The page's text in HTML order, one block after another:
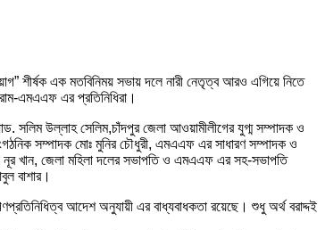
শীর্ষক এক মতবিনিময় সভায় দলে নারী নেতৃত্ব আরও এগিয়ে নিতে
এমএএফ এর প্রতিনিধিরা।
সলিম উল্লাহ সেলিম,চাঁদপুর জেলা আওয়ামীলীগের যুগ্ম সম্পাদক ও
সম্পাদক মোঃ মুনির চৌধুরী, এমএএফ এর সাধারণ সম্পাদক ও
নূর খান, জেলা মহিলা দলের সভাপতি ও এমএএফ এর সহ-সভাপতি
বাশার।
আদেশ অনুযায়ী এর বাধ্যবাধকতা রয়েছে। শুধু অর্থ বরাদ্দই